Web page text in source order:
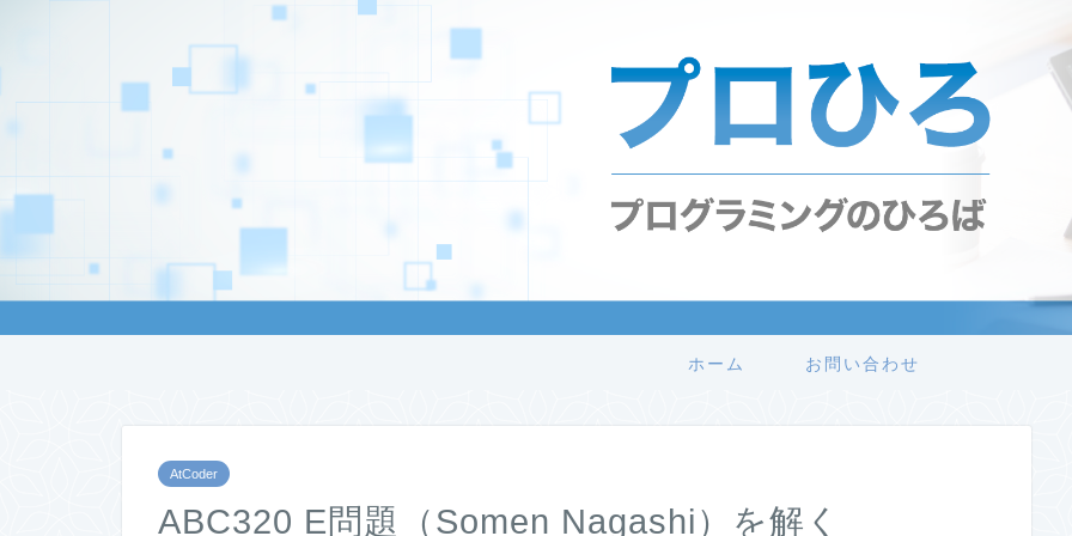
ホーム お問い合わせ
AtCoder
ABC320 E問題（Somen Nagashi）を解く